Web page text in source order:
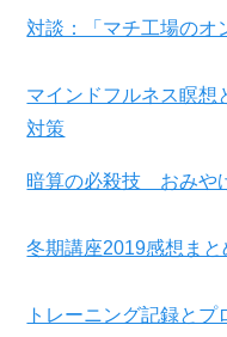
対談：「マチ工場のオ
マインドフルネス瞑想
対策
暗算の必殺技 おみや
冬期講座2019感想まと
トレーニング記録とプ